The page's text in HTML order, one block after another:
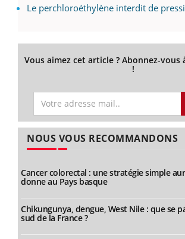
Le perchloroéthylène interdit de
Vous aimez cet article ? Abonnez-vous
!
NOUS VOUS RECOMMANDONS
Cancer colorectal : une stratégie simple
donne au Pays basque
Chikungunya, dengue, West Nile : que se
sud de la France ?